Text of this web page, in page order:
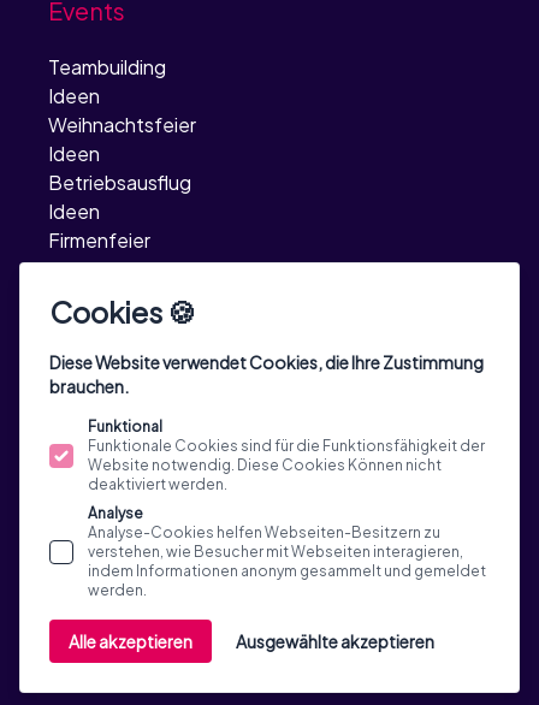
Cookies 🍪
Diese Website verwendet Cookies, die Ihre Zustimmung
brauchen.
Funktional
Funktionale Cookies sind für die Funktionsfähigkeit der
Website notwendig. Diese Cookies Können nicht
deaktiviert werden.
Analyse
Analyse-Cookies helfen Webseiten-Besitzern zu
verstehen, wie Besucher mit Webseiten interagieren,
indem Informationen anonym gesammelt und gemeldet
werden.
Alle akzeptieren Ausgewählte akzeptieren
Events
Teambuilding
Ideen
Weihnachtsfeier
Ideen
Betriebsausflug
Ideen
Firmenfeier
Ideen
Incentive Reisen
TeamEvent
Ideen
© 2015 - 2026 Custom Tours GmbH, Via Generale
Guisan 33a, 6900 Massagno, Switzerland